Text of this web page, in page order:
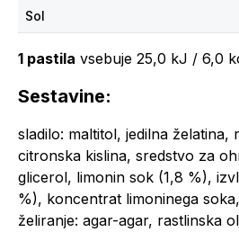
Sol
1 pastila vsebuje 25,0 kJ / 6,0
Sestavine:
sladilo: maltitol, jedilna želatina,
citronska kislina, sredstvo za
glicerol, limonin sok (1,8 %),
%), koncentrat limoninega
želiranje: agar-agar, rastlinska